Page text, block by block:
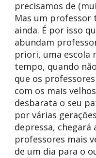
precisamos de
Mas um professor
ainda. É por isso
abundam
priori, uma escola
tempo, quando
que os
com os mais
desbarata o seu
por várias
depressa,
professores mais
de um dia para o